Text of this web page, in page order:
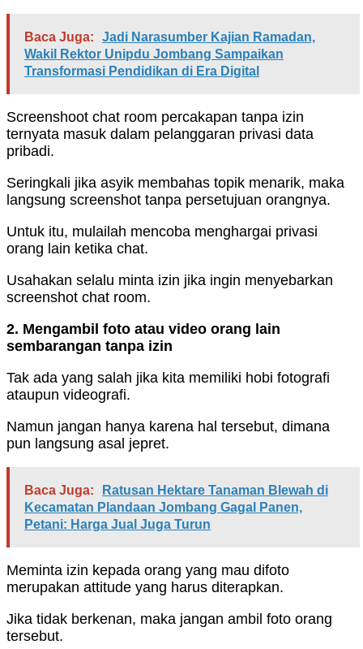
Baca Juga:
Jadi Narasumber Kajian Ramadan,
Wakil Rektor Unipdu Jombang Sampaikan
Transformasi Pendidikan di Era Digital
Screenshoot chat room percakapan tanpa izin
ternyata masuk dalam pelanggaran privasi data
pribadi.
Seringkali jika asyik membahas topik menarik, maka
langsung screenshot tanpa persetujuan orangnya.
Untuk itu, mulailah mencoba menghargai privasi
orang lain ketika chat.
Usahakan selalu minta izin jika ingin menyebarkan
screenshot chat room.
2. Mengambil foto atau video orang lain
sembarangan tanpa izin
Tak ada yang salah jika kita memiliki hobi fotografi
ataupun videografi.
Namun jangan hanya karena hal tersebut, dimana
pun langsung asal jepret.
Baca Juga:
Ratusan Hektare Tanaman Blewah di
Kecamatan Plandaan Jombang Gagal Panen,
Petani: Harga Jual Juga Turun
Meminta izin kepada orang yang mau difoto
merupakan attitude yang harus diterapkan.
Jika tidak berkenan, maka jangan ambil foto orang
tersebut.